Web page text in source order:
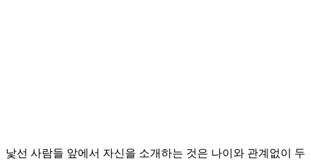
낯선 사람들 앞에서 자신을 소개하는 것은 나이와 관계없이 두